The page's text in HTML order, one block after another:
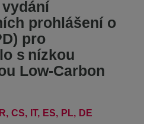
vydání
prohlášení o
pro
s nízkou
Low-Carbon
CS IT ES PL DE